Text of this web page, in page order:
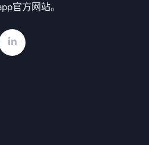
官方网站。